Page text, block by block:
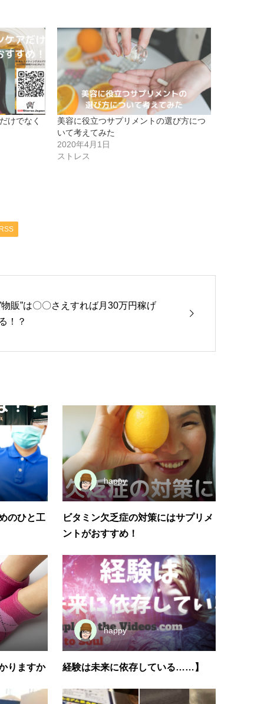
けでなく
美容に役立つサプリメントの選び方につ
いて考えてみた
2020年4月1日
ストレス
物販”は〇〇さえすれば月30万円稼げ
！？
のひと工
happy
ビタミン欠乏症の対策にはサプリメ
ントがおすすめ！
りますか
happy
経験は未来に依存している……】